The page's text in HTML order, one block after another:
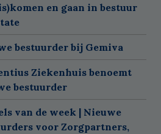
en gaan in bestuur
bestuurder bij Gemiva
Ziekenhuis benoemt
bestuurder
van de week | Nieuwe
voor Zorgpartners,